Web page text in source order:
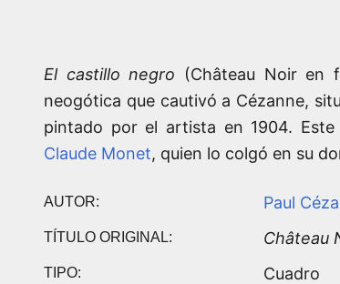
El castillo negro (Château Noir en
neogótica que cautivó a Cézanne,
pintado por el artista en 1904.
Claude Monet, quien lo colgó en su
AUTOR: Paul
TÍTULO ORIGINAL: Château
TIPO: Cuadro